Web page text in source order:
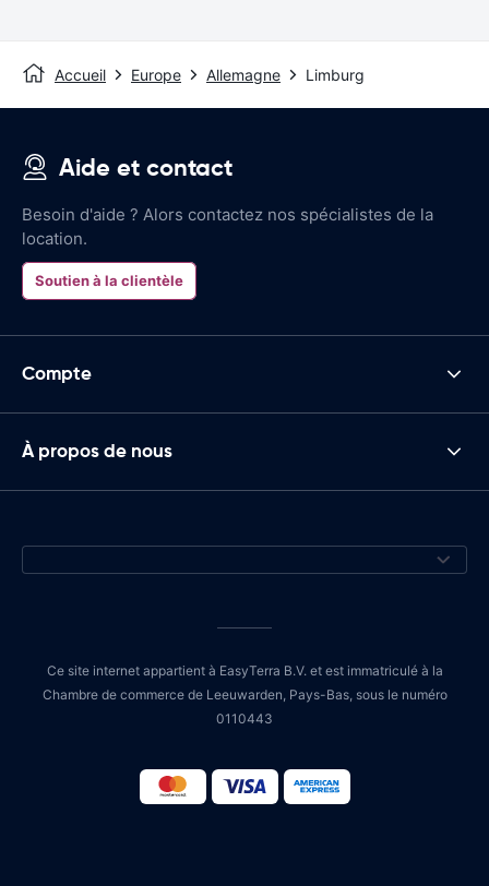
Accueil Europe Allemagne Limburg
Aide et contact
Besoin d'aide ? Alors contactez nos spécialistes de la
location.
Soutien à la clientèle
Compte
À propos de nous
Ce site internet appartient à EasyTerra B.V. et est immatriculé à la
Chambre de commerce de Leeuwarden, Pays-Bas, sous le numéro
0110443